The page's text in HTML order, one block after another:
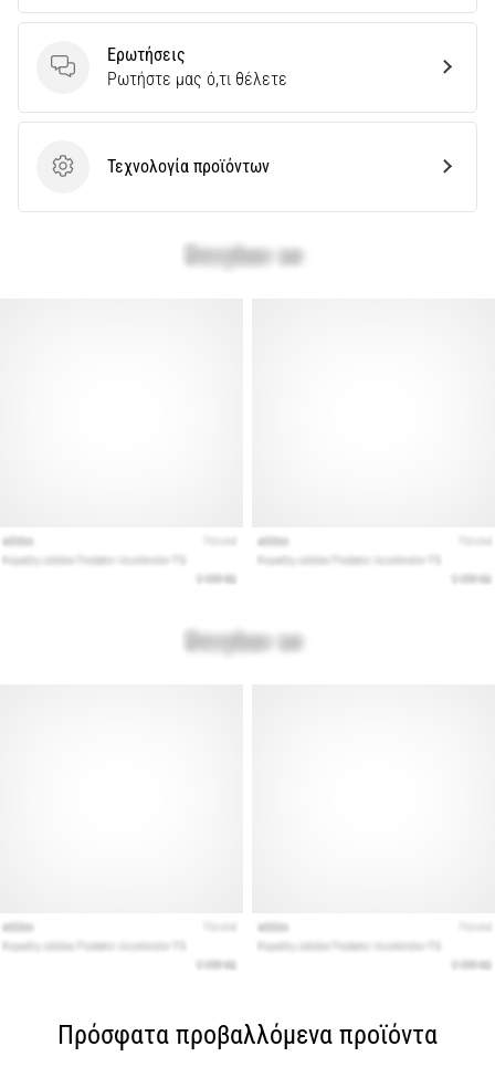
όλων
άρθρων
Ερωτήσεις
Ερωτήσεις
Ρωτήστε μας ό,τι θέλετε
Τεχνολογία προϊόντων
Τεχνολογία προϊόντων
Πρόσφατα προβαλλόμενα προϊόντα